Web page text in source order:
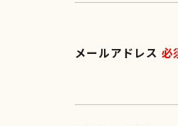
メールアドレス 必